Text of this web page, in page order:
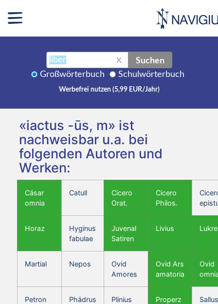
X Suchen
Großwörterbuch Schulwörterbuch
Werbefrei nutzen (5,99 EUR/Jahr)
«iactus -ūs, m» ist
nachweisbar u.a. bei
folgenden Autoren und
Werken:
Cäsar
omnia
Catull
Cicero
Orat.
Cicero
Philos.
Horaz
Hyginus
fabulae
Juvenal
Satiren
Livius
Martial Nepos
Ovid
Amores
Ovid Ars
amatoria
Ovid
Petron
Phädrus
Plinius
Properz